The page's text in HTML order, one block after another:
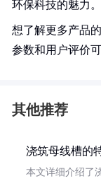
环保科技的魅力。
想了解更多产品
参数和用户评价
其他推荐
浇筑母线槽的
本文详细介绍了